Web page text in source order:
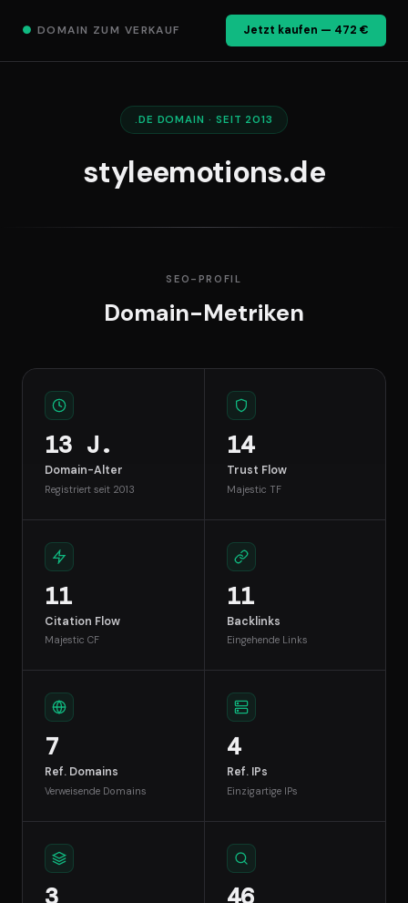
● DOMAIN ZUM VERKAUF Jetzt kaufen — 472 €
.DE DOMAIN · SEIT 2013
styleemotions.de
SEO-PROFIL
Domain-Metriken
13 J.
Domain-Alter
Registriert seit 2013
14
Trust Flow
Majestic TF
11
Citation Flow
Majestic CF
11
Backlinks
Eingehende Links
7
Ref. Domains
Verweisende Domains
4
Ref. IPs
Einzigartige IPs